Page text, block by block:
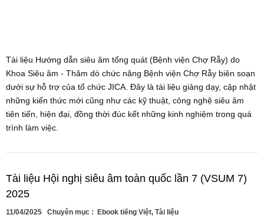
Tài liệu Hướng dẫn siêu âm tổng quát (Bệnh viện Chợ Rẫy) do
Khoa Siêu âm - Thăm dò chức năng Bệnh viện Chợ Rẫy biên soạn
dưới sự hỗ trợ của tổ chức JICA. Đây là tài liệu giảng dạy, cập nhật
những kiến thức mới cũng như các kỹ thuật, công nghệ siêu âm
tiên tiến, hiện đại, đồng thời đúc kết những kinh nghiệm trong quá
trình làm việc.
Tài liệu Hội nghị siêu âm toàn quốc lần 7 (VSUM 7)
2025
11/04/2025 Chuyên mục : Ebook tiếng Việt, Tài liệu